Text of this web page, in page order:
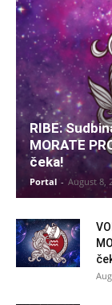
RIBE:
MORATE
čeka!
Portal - August 8,